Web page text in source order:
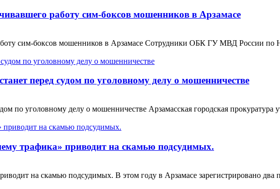
работу сим-боксов мошенников в Арзамасе
сим-боксов мошенников в Арзамасе Сотрудники ОБК ГУ МВД России по
перед судом по уголовному делу о мошенничестве
по уголовному делу о мошенничестве Арзамасская городская прокуратура
трафика» приводит на скамью подсудимых.
на скамью подсудимых. В этом году в Арзамасе зарегистрировано два